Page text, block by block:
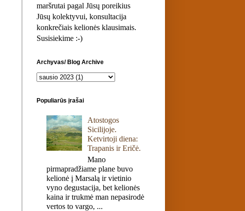
maršrutai pagal Jūsų poreikius
Jūsų kolektyvui, konsultacija
konkrečiais kelionės klausimais.
Susisiekime :-)
Archyvas/ Blog Archive
Populiarūs įrašai
Atostogos
Sicilijoje.
Ketvirtoji diena:
Trapanis ir Eričė.
Mano
pirmapradžiame plane buvo
kelionė į Marsalą ir vietinio
vyno degustacija, bet kelionės
kaina ir trukmė man nepasirodė
vertos to vargo, ...